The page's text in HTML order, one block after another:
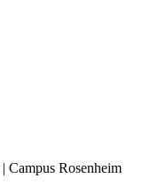
Campus Rosenheim